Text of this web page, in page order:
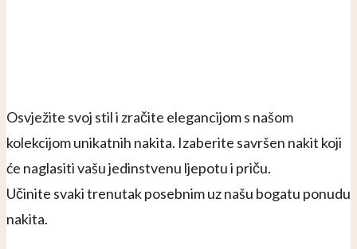
Osvježite svoj stil i zračite elegancijom s našom
kolekcijom unikatnih nakita. Izaberite savršen nakit koji
će naglasiti vašu jedinstvenu ljepotu i priču.
Učinite svaki trenutak posebnim uz našu bogatu ponudu
nakita.